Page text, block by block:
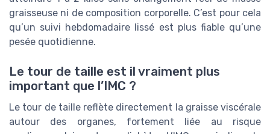
graisseuse ni de composition corporelle. C’est pour cela
qu’un suivi hebdomadaire lissé est plus fiable qu’une
pesée quotidienne.
Le tour de taille est il vraiment plus
important que l’IMC ?
Le tour de taille reflète directement la graisse viscérale
autour des organes, fortement liée au risque